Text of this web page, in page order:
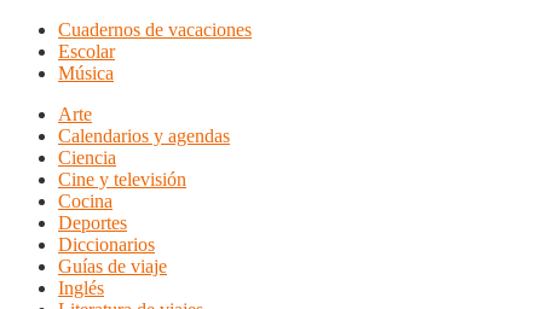
Cuadernos de vacaciones
Escolar
Música
Arte
Calendarios y agendas
Ciencia
Cine y televisión
Cocina
Deportes
Diccionarios
Guías de viaje
Inglés